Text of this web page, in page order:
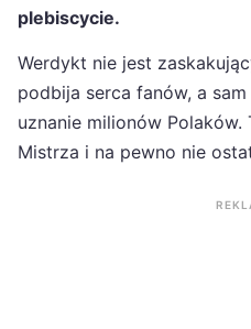
plebiscycie.
Werdykt nie jest
podbija serca fanów, a
uznanie milionów
Mistrza i na pewno nie